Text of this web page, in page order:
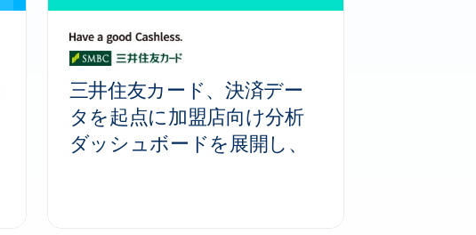
三井住友カード、決済デー
タを起点に加盟店向け分析
ダッシュボードを展開し、